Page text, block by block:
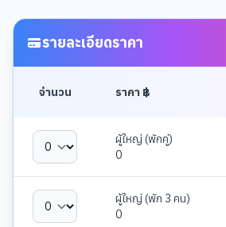
รายละเอียดราคา
จำนวน ราคา ฿
ผู้ใหญ่ (พักคู่)
0
ผู้ใหญ่ (พัก 3 คน)
0